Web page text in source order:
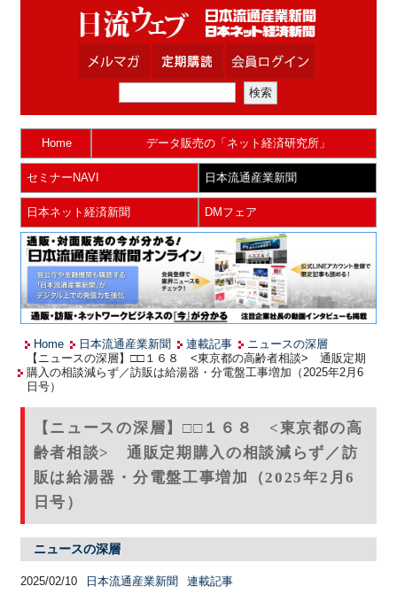
Home データ販売の「ネット経済研究所」
セミナーNAVI 日本流通産業新聞
日本ネット経済新聞 DMフェア
Home 日本流通産業新聞 連載記事
ニュースの深層
【ニュースの深層】□□１６８ <東京都の高齢者相談> 通販定期
購入の相談減らず／訪販は給湯器・分電盤工事増加（2025年2月6
日号）
【ニュースの深層】□□１６８ <東京都の高
齢者相談> 通販定期購入の相談減らず／訪
販は給湯器・分電盤工事増加（2025年2月6
日号）
ニュースの深層
2025/02/10 日本流通産業新聞 連載記事